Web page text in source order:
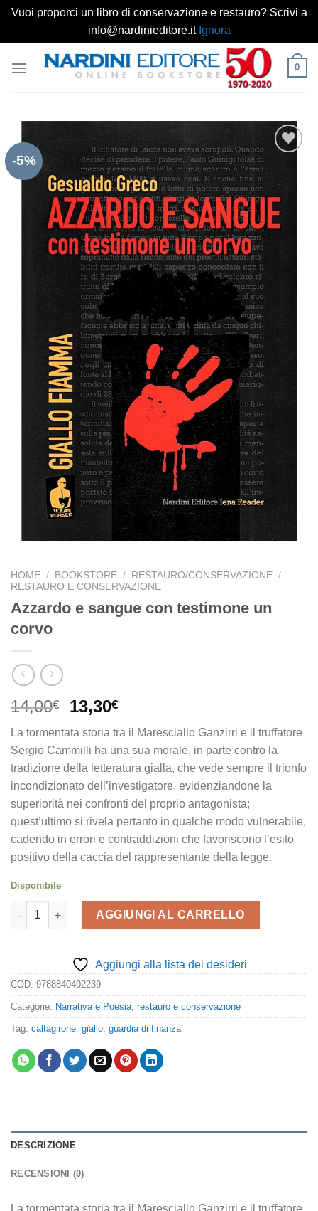
Vuoi proporci un libro di conservazione e restauro? Scrivi a
info@nardinieditore.it Ignora
0
-5%
Aggiungi
alla lista
dei
desideri
HOME / BOOKSTORE / RESTAURO/CONSERVAZIONE /
RESTAURO E CONSERVAZIONE
Azzardo e sangue con testimone un
corvo
14,00€
Il
originale
era:
14,00€.
13,30€Il
attuale
è:
13,30€.
La tormentata storia tra il Maresciallo Ganzirri e il truffatore
Sergio Cammilli ha una sua morale, in parte contro la
tradizione della letteratura gialla, che vede sempre il trionfo
incondizionato dell’investigatore. evidenziandone la
superiorità nei confronti del proprio antagonista;
quest’ultimo si rivela pertanto in qualche modo vulnerabile,
cadendo in errori e contraddizioni che favoriscono l’esito
positivo della caccia del rappresentante della legge.
Disponibile
Azzardo e sangue con testimone un corvo quantità
AGGIUNGI AL CARRELLO
Aggiungi alla lista dei desideri
COD: 9788840402239
Categorie: Narrativa e Poesia, restauro e conservazione
Tag: caltagirone, giallo, guardia di finanza
DESCRIZIONE
RECENSIONI (0)